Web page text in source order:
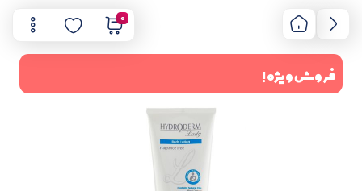
0
فروش ویژه !